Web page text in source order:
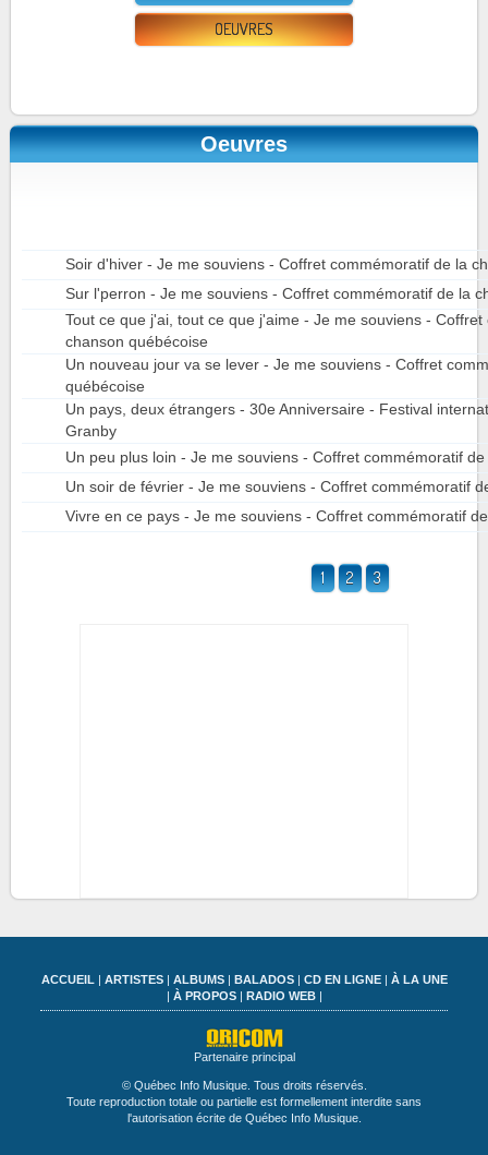
OEUVRES
Oeuvres
Soir d'hiver - Je me souviens - Coffret commémoratif de la
Sur l'perron - Je me souviens - Coffret commémoratif de la
Tout ce que j'ai, tout ce que j'aime - Je me souviens -
chanson québécoise
Un nouveau jour va se lever - Je me souviens - Coffret
québécoise
Un pays, deux étrangers - 30e Anniversaire - Festival
Granby
Un peu plus loin - Je me souviens - Coffret commémoratif
Un soir de février - Je me souviens - Coffret commémoratif
Vivre en ce pays - Je me souviens - Coffret commémoratif
1 2 3
ACCUEIL | ARTISTES| ALBUMS| BALADOS| CD EN LIGNE| À LA UNE
| À PROPOS| RADIO WEB|
Partenaire principal
© Québec Info Musique. Tous droits réservés.
Toute reproduction totale ou partielle est formellement interdite sans
l'autorisation écrite de Québec Info Musique.